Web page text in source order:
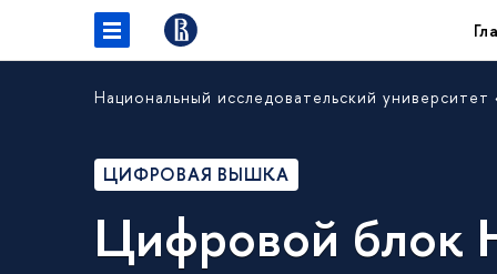
Национальный исследовательский
ЦИФРОВАЯ ВЫШКА
Цифровой